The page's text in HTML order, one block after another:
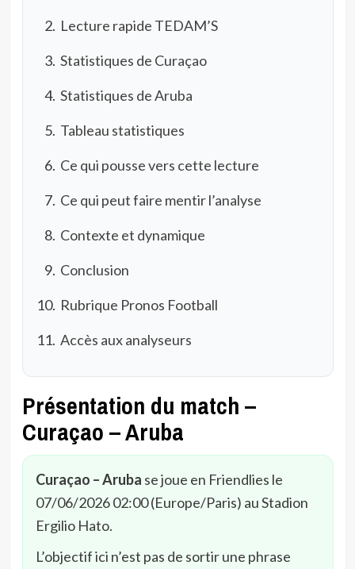
Lecture rapide TEDAM’S
Statistiques de Curaçao
Statistiques de Aruba
Tableau statistiques
Ce qui pousse vers cette lecture
Ce qui peut faire mentir l’analyse
Contexte et dynamique
Conclusion
Rubrique Pronos Football
Accès aux analyseurs
Présentation du match –
Curaçao – Aruba
Curaçao – Aruba se joue en Friendlies le
07/06/2026 02:00 (Europe/Paris) au Stadion
Ergilio Hato.
L’objectif ici n’est pas de sortir une phrase